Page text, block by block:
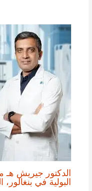
الدكتور جيريش هـ
البولية في بنغالور،